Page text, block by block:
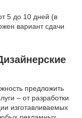
5 до 10 дней (в
вариант сдачи
в 1 день.
предложить
– от разработки
изготавливаемых